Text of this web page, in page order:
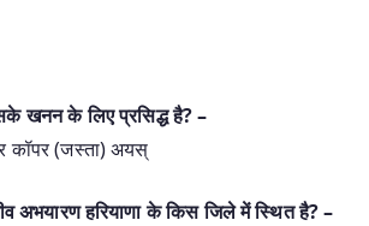
खनन के लिए प्रसिद्ध है? –
(जस्ता) अयस्
अभयारण हरियाणा के किस जिले में स्थित है? –